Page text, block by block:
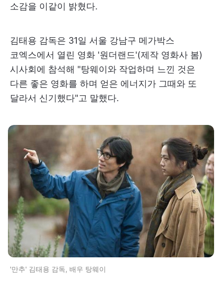
소감을 이같이 밝혔다.
김태용 감독은 31일 서울 강남구 메가박스
코엑스에서 열린 영화 '원더랜드'(제작 영화사 봄)
시사회에 참석해 "탕웨이와 작업하며 느낀 것은
다른 좋은 영화를 하며 얻은 에너지가 그때와 또
달라서 신기했다"고 말했다.
'만추' 김태용 감독, 배우 탕웨이